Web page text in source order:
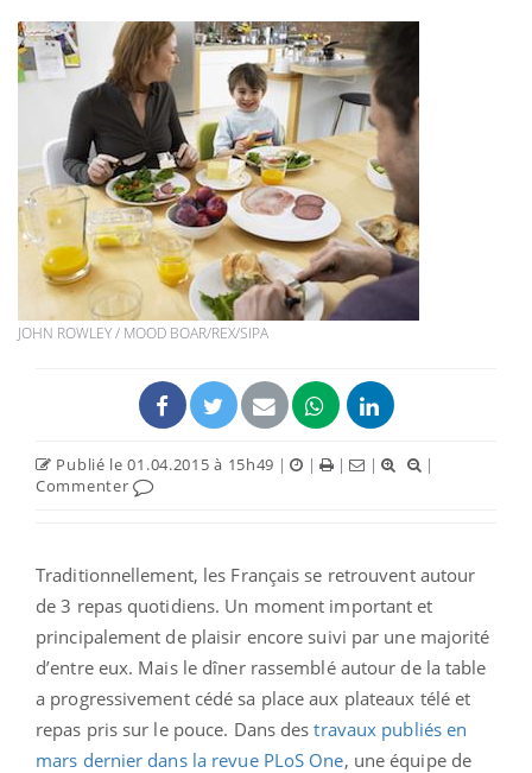
JOHN ROWLEY / MOOD BOAR/REX/SIPA
Publié le 01.04.2015 à 15h49 | | | |
|
Commenter
Traditionnellement, les Français se retrouvent autour
de 3 repas quotidiens. Un moment important et
principalement de plaisir encore suivi par une majorité
d’entre eux. Mais le dîner rassemblé autour de la table
a progressivement cédé sa place aux plateaux télé et
repas pris sur le pouce. Dans destravaux publiés en
mars dernier dans la revue PLoS One, une équipe de